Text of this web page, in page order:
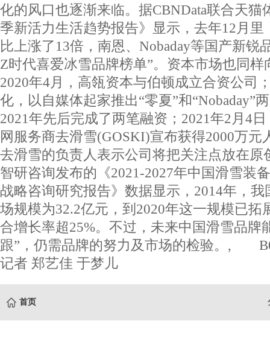
化的风口也逐渐来临。据CBNData联合天猫
季新活力生活趋势报告》显示，去年12月里
比上涨了13倍，南恩、Nobaday等国产新锐
Z时代喜爱冰雪品牌榜单”。资本市场也同
2020年4月，高瓴资本与伯顿成立合资公司
化，以自媒体起家推出“零夏”和“Nobaday”
2021年先后完成了两笔融资；2021年2月4
网服务商去滑雪(GOSKI)宣布获得2000万元
去滑雪的负责人表示公司将把关注点放
智研咨询发布的《2021-2027年中国滑雪装
战略咨询研究报告》数据显示，2014年，
场规模为32.2亿元，到2020年这一规模已拓
合增长率超25%。不过，未来中国滑雪品牌
跟”，仍需品牌的努力及市场的检验。,
记者 郑艺佳 于梦儿
首页